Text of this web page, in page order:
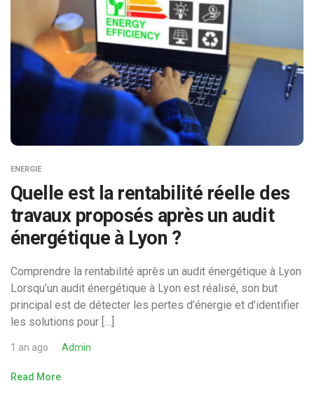
ENERGIE
Quelle est la rentabilité réelle des
travaux proposés après un audit
énergétique à Lyon ?
Comprendre la rentabilité après un audit énergétique à Lyon
Lorsqu’un audit énergétique à Lyon est réalisé, son but
principal est de détecter les pertes d’énergie et d’identifier
les solutions pour […]
1 an ago Admin
Read More